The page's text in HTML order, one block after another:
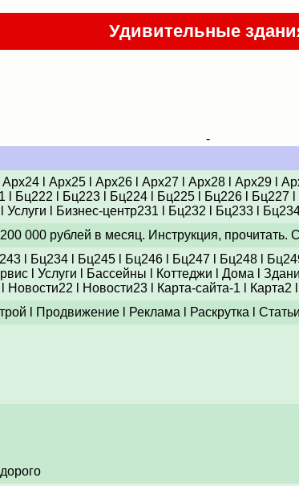
Удивительные
-
Арх24l Арх25l Арх26l Арх27 Арх28l Арх29l
Бц222 Бц223l Бц224l Бц225l Бц226l Бц227
Услуги Бизнес-центр231 Бц232 Бц233
200 000 рублей в месяц. Инструкция,
Бц234 Бц245 Бц246 Бц247 Бц248
l Услуги Бассейны Коттеджи Дома
Новости22 Новости23l Карта-сайта-1 Карта2
Продвижение Реклама Раскрутка